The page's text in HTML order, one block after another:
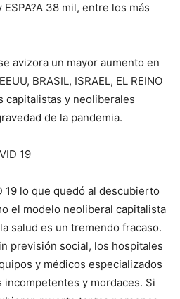
38 mil, entre los más
avizora un mayor aumento en
BRASIL, ISRAEL, EL REINO
capitalistas y neoliberales
de la pandemia.
19
19 lo que quedó al descubierto
el modelo neoliberal capitalista
salud es un tremendo fracaso.
previsión social, los hospitales
y médicos especializados
y mordaces. Si